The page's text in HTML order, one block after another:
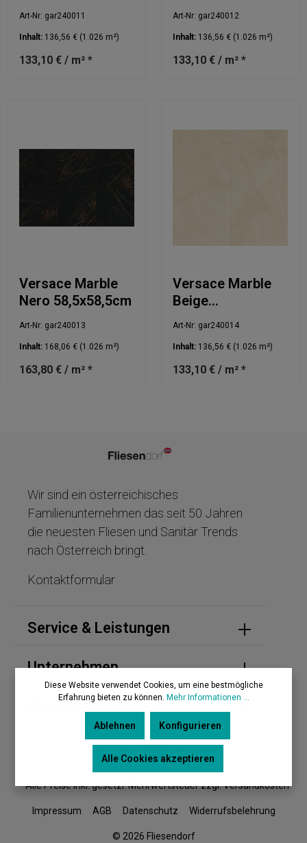
Art-Nr: gar240011
Inhalt: 136,56 € (1.026 m²)
133,10 € / m² *
Art-Nr: gar240012
Inhalt: 136,56 € (1.026 m²)
133,10 € / m² *
Versace Marble
Nero 58,5x58,5cm
Art-Nr: gar240013
Inhalt: 168,06 € (1.026 m²)
163,80 € / m² *
Versace Marble
Beige
58,5x58,5cm
Art-Nr: gar240014
Inhalt: 136,56 € (1.026 m²)
133,10 € / m² *
Wir sind ein österreichisches
Familienunternehmen das seit 50 Jahren
die neuesten Fliesen und Sanitär Trends
nach Österreich bringt.
Kontaktformular
Service & Leistungen
Unternehmen
Kontakt
* Alle Preise inkl. gesetzl. Mehrwertsteuer zzgl. Versandkosten
© 2026 Fliesendorf
Impressum AGB Datenschutz Widerrufsbelehrung
Diese Website verwendet Cookies, um eine bestmögliche
Erfahrung bieten zu können. Mehr Informationen ...
Ablehnen Konfigurieren
Alle Cookies akzeptieren